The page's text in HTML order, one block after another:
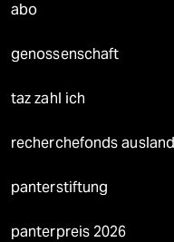
abo
genossenschaft
taz zahl ich
recherchefonds ausland
panterstiftung
panterpreis 2026